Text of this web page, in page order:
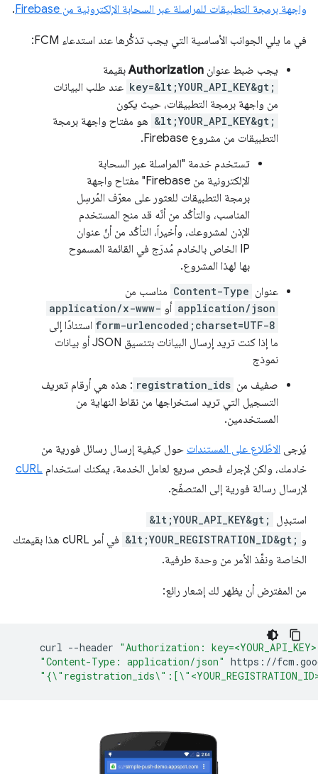
واجهة برمجة التطبيقات للمراسلة عبر السحابة الإلكترونية من Firebase
.
في ما يلي الجوانب الأساسية التي يجب تذكُّرها عند استدعاء FCM:
يجب ضبط عنوان Authorizationبقيمة
key=&lt;YOUR_API_KEY&gt; عند طلب البيانات
من واجهة برمجة التطبيقات، حيث يكون
&lt;YOUR_API_KEY&gt; هو مفتاح واجهة برمجة
التطبيقات من مشروع Firebase.
تستخدم خدمة "المراسلة عبر السحابة
الإلكترونية من Firebase" مفتاح واجهة
برمجة التطبيقات للعثور على معرّف المُرسِل
المناسب، والتأكّد من أنّه قد منح المستخدم
الإذن لمشروعك، وأخيراً، التأكّد من أنّ عنوان
IP الخاص بالخادم مُدرَج في القائمة المسموح
بها لهذا المشروع.
عنوان Content-Type مناسب من
application/json أو application/x-www-
form-urlencoded;charset=UTF-8 استنادًا إلى
ما إذا كنت تريد إرسال البيانات بتنسيق JSON أو بيانات
نموذج
صفيف من registration_ids : هذه هي أرقام تعريف
التسجيل التي تريد استخراجها من نقاط النهاية من
المستخدمين.
يُرجى الاطّلاع على المستندات حول كيفية إرسال رسائل فورية من
خادمك، ولكن لإجراء فحص سريع لعامل الخدمة، يمكنك استخدام cURL
لإرسال رسالة فورية إلى المتصفّح.
استبدِل &lt;YOUR_API_KEY&gt;
و &lt;YOUR_REGISTRATION_ID&gt;
في أمر cURL هذا بقيمتك
الخاصة ونفِّذ الأمر من وحدة طرفية.
من المفترض أن يظهر لك إشعار رائع:
curl --header "Authorization:
"Content-Type: application/json" https://